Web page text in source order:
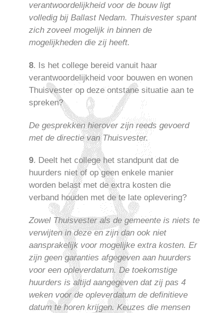
verantwoordelijkheid voor de bouw ligt
volledig bij Ballast Nedam. Thuisvester spant
zich zoveel mogelijk in binnen de
mogelijkheden die zij heeft.
8. Is het college bereid vanuit haar
verantwoordelijkheid voor bouwen en wonen
Thuisvester op deze ontstane situatie aan te
spreken?
De gesprekken hierover zijn reeds gevoerd
met de directie van Thuisvester.
9. Deelt het college het standpunt dat de
huurders niet of op geen enkele manier
worden belast met de extra kosten die
verband houden met de te late oplevering?
Zowel Thuisvester als de gemeente is niets te
verwijten in deze en zijn dan ook niet
aansprakelijk voor mogelijke extra kosten. Er
zijn geen garanties afgegeven aan huurders
voor een opleverdatum. De toekomstige
huurders is altijd aangegeven dat zij pas 4
weken voor de opleverdatum de definitieve
datum te horen krijgen. Keuzes die mensen